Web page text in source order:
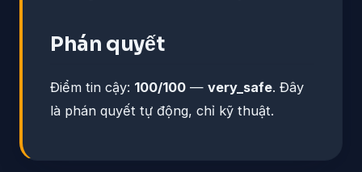
Phán quyết
Điểm tin cậy: 100/100 — very_safe. Đây
là phán quyết tự động, chỉ kỹ thuật.